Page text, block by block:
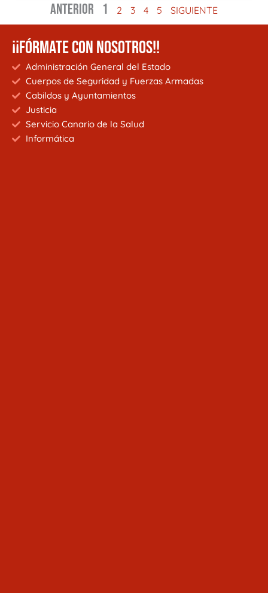
ANTERIOR 1 2 3 4 5 SIGUIENTE
¡¡FÓRMATE CON NOSOTROS!!
Administración General del Estado
Cuerpos de Seguridad y Fuerzas Armadas
Cabildos y Ayuntamientos
Justicia
Servicio Canario de la Salud
Informática